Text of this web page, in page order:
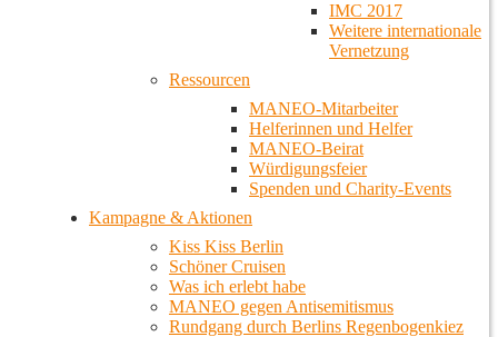
IMC 2017
Weitere internationale
Vernetzung
Ressourcen
MANEO-Mitarbeiter
Helferinnen und Helfer
MANEO-Beirat
Würdigungsfeier
Spenden und Charity-Events
Kampagne & Aktionen
Kiss Kiss Berlin
Schöner Cruisen
Was ich erlebt habe
MANEO gegen Antisemitismus
Rundgang durch Berlins Regenbogenkiez